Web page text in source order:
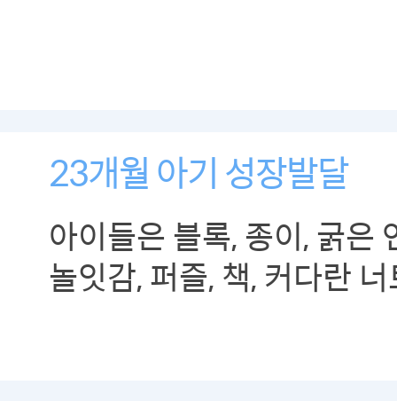
23개월 아기 성장발달
아이들은 블록, 종이, 굵은
놀잇감, 퍼즐, 책, 커다란